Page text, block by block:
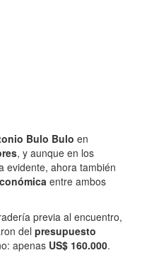
Bulo Bulo en
, y aunque en los
evidente, ahora también
entre ambos
previa al encuentro,
del presupuesto
apenas US$ 160.000.